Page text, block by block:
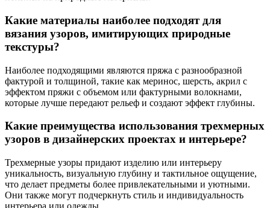
Какие материалы наиболее подходят для
вязания узоров, имитирующих природные
текстуры?
Наиболее подходящими являются пряжа с разнообразной
фактурой и толщиной, такие как меринос, шерсть, акрил с
эффектом пряжи с объемом или фактурными волокнами,
которые лучше передают рельеф и создают эффект глубины.
Какие преимущества использования трехмерных
узоров в дизайнерских проектах и интерьере?
Трехмерные узоры придают изделию или интерьеру
уникальность, визуальную глубину и тактильное ощущение,
что делает предметы более привлекательными и уютными.
Они также могут подчеркнуть стиль и индивидуальность